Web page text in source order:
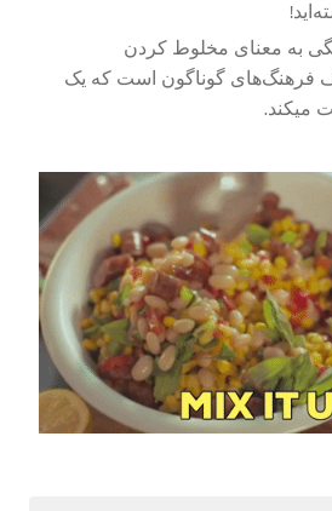
به معنای مخلوط کردن
گوناگون است که یک
میکند.